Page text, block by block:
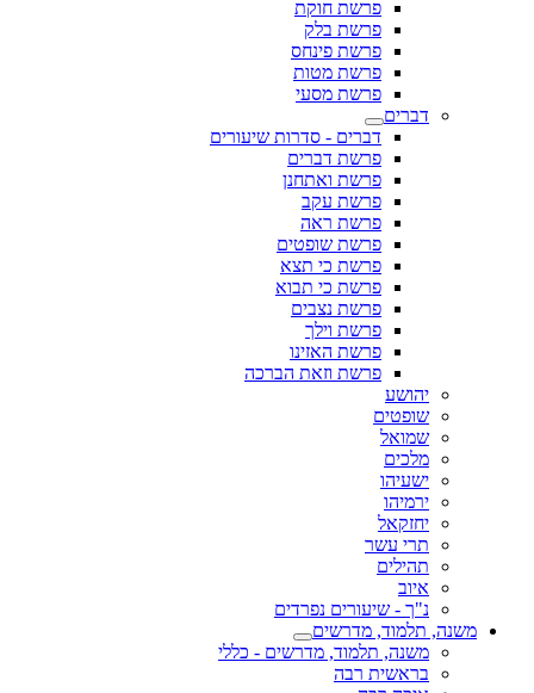
פרשת חוקת
פרשת בלק
פרשת פינחס
פרשת מטות
פרשת מסעי
דברים
דברים - סדרות שיעורים
פרשת דברים
פרשת ואתחנן
פרשת עקב
פרשת ראה
פרשת שופטים
פרשת כי תצא
פרשת כי תבוא
פרשת נצבים
פרשת וילך
פרשת האזינו
פרשת וזאת הברכה
יהושע
שופטים
שמואל
מלכים
ישעיהו
ירמיהו
יחזקאל
תרי עשר
תהילים
איוב
נ"ך - שיעורים נפרדים
משנה, תלמוד, מדרשים
משנה, תלמוד, מדרשים - כללי
בראשית רבה